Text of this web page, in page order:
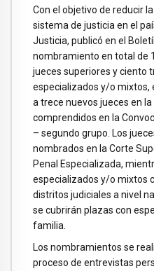
Con el objetivo de reducir
sistema de justicia en el
Justicia, publicó en el
nombramiento en total de
jueces superiores y ciento
especializados y/o mixtos,
a trece nuevos jueces en
comprendidos en la
– segundo grupo. Los
nombrados en la Corte
Penal Especializada,
especializados y/o mixtos
distritos judiciales a nivel
se cubrirán plazas con
familia.
Los nombramientos se
proceso de entrevistas